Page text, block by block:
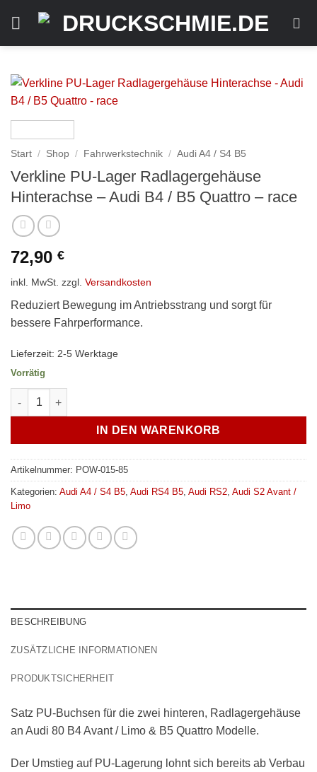
Inhalt
springen
Start / Shop / Fahrwerkstechnik / Audi A4 / S4 B5
Verkline PU-Lager Radlagergehäuse
Hinterachse – Audi B4 / B5 Quattro – race
72,90 €
inkl. MwSt. zzgl. Versandkosten
Reduziert Bewegung im Antriebsstrang und sorgt für
bessere Fahrperformance.
Lieferzeit: 2-5 Werktage
Vorrätig
Verkline PU-Lager Radlagergehäuse Hinterachse - Audi B4 /
IN DEN WARENKORB
Artikelnummer: POW-015-85
Kategorien: Audi A4 / S4 B5, Audi RS4 B5, Audi RS2, Audi S2 Avant /
Limo
BESCHREIBUNG
ZUSÄTZLICHE INFORMATIONEN
PRODUKTSICHERHEIT
Satz PU-Buchsen für die zwei hinteren, Radlagergehäuse
an Audi 80 B4 Avant / Limo & B5 Quattro Modelle.
Der Umstieg auf PU-Lagerung lohnt sich bereits ab Verbau